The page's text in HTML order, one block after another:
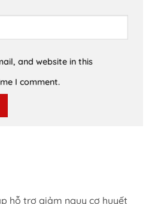
and website in this
I comment.
hỗ trợ giảm nguy cơ huyết